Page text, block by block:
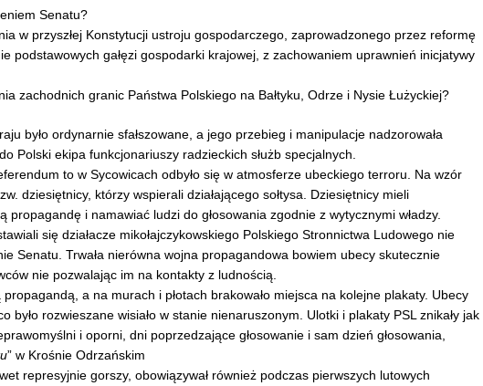
Senatu?
w przyszłej Konstytucji ustroju gospodarczego, zaprowadzonego przez reformę
podstawowych gałęzi gospodarki krajowej, z zachowaniem uprawnień inicjatywy
zachodnich granic Państwa Polskiego na Bałtyku, Odrze i Nysie Łużyckiej?
było ordynarnie sfałszowane, a jego przebieg i manipulacje nadzorowała
Polski ekipa funkcjonariuszy radzieckich służb specjalnych.
to w Sycowicach odbyło się w atmosferze ubeckiego terroru. Na wzór
dziesiętnicy, którzy wspierali działającego sołtysa. Dziesiętnicy mieli
propagandę i namawiać ludzi do głosowania zgodnie z wytycznymi władzy.
się działacze mikołajczykowskiego Polskiego Stronnictwa Ludowego nie
Senatu. Trwała nierówna wojna propagandowa bowiem ubecy skutecznie
nie pozwalając im na kontakty z ludnością.
propagandą, a na murach i płotach brakowało miejsca na kolejne plakaty. Ubecy
było rozwieszane wisiało w stanie nienaruszonym. Ulotki i plakaty PSL znikały jak
i oporni, dni poprzedzające głosowanie i sam dzień głosowania,
” w Krośnie Odrzańskim
represyjnie gorszy, obowiązywał również podczas pierwszych lutowych